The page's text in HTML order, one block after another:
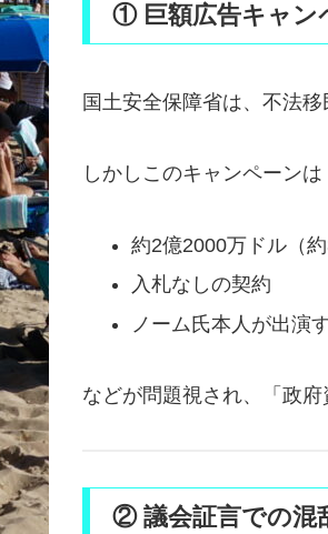
① 巨額広告キャン
国土安全保障省は、不法
しかしこのキャンペーンは
約2億2000万ドル（
入札なしの契約
ノーム氏本人が出演
などが問題視され、「政
② 議会証言での混